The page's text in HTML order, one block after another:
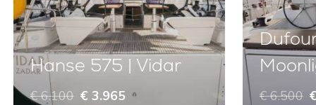
Hanse 575 | Vidar
€ 6.100 € 3.965 € 6.500